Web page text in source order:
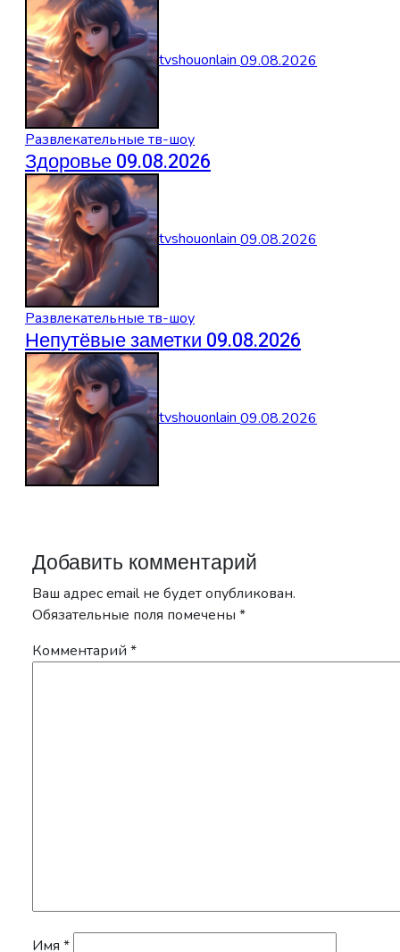
tvshouonlain09.08.2026
Развлекательные тв-шоу
Здоровье 09.08.2026
tvshouonlain09.08.2026
Развлекательные тв-шоу
Непутёвые заметки 09.08.2026
tvshouonlain09.08.2026
Добавить комментарий
Ваш адрес email не будет опубликован.
Обязательные поля помечены *
Комментарий *
Имя *